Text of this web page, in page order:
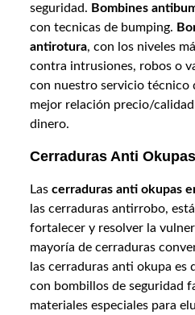
seguridad. Bombines
con tecnicas de bumping.
antirotura, con los niveles
contra intrusiones, robos o
con nuestro servicio técnico
mejor relación precio/
dinero.
Cerraduras Anti
Lascerraduras anti okupas
las cerraduras antirrobo,
fortalecer y resolver la
mayoría de cerraduras
las cerraduras anti okupa es
con bombillos de seguridad
materiales especiales para